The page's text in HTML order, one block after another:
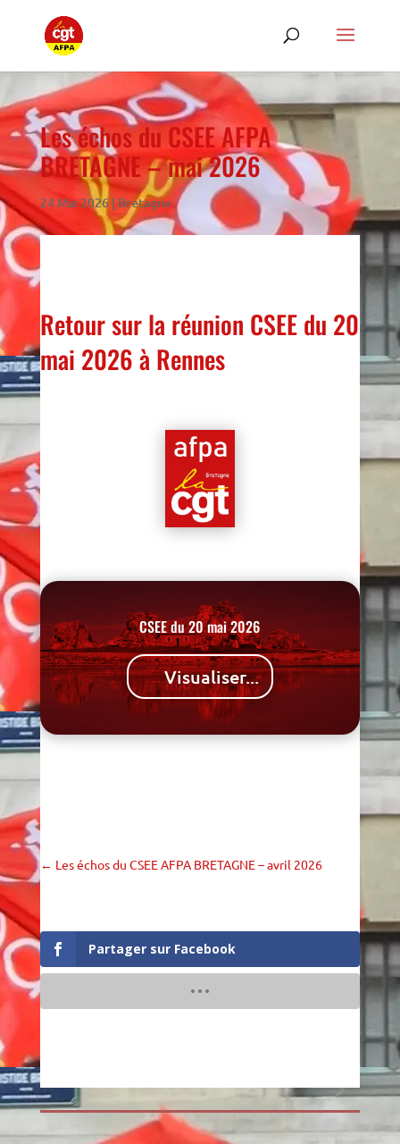
Les échos du CSEE AFPA
BRETAGNE – mai 2026
24 Mai 2026| Bretagne
Retour sur la réunion CSEE du 20
mai 2026 à Rennes
CSEE du 20 mai 2026
Visualiser...
← Les échos du CSEE AFPA BRETAGNE – avril 2026
Partager sur Facebook